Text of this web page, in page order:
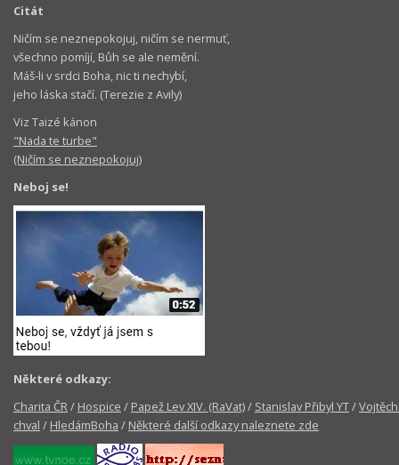
Citát
Ničím se neznepokojuj, ničím se nermuť,
všechno pomíjí, Bůh se ale nemění.
Máš-li v srdci Boha, nic ti nechybí,
jeho láska stačí. (Terezie z Avily)
Viz Taizé kánon
"Nada te turbe"
(Ničím se neznepokojuj)
Neboj se!
Některé odkazy:
Charita ČR/ Hospice / Papež Lev XIV. (RaVat)/ Stanislav Přibyl YT/
chval / HledámBoha / Některé další odkazy naleznete zde